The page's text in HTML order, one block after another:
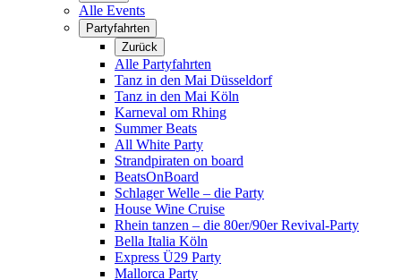
Alle Events
Partyfahrten
Zurück
Alle Partyfahrten
Tanz in den Mai Düsseldorf
Tanz in den Mai Köln
Karneval om Rhing
Summer Beats
All White Party
Strandpiraten on board
BeatsOnBoard
Schlager Welle – die Party
House Wine Cruise
Rhein tanzen – die 80er/90er Revival-Party
Bella Italia Köln
Express Ü29 Party
Mallorca Party